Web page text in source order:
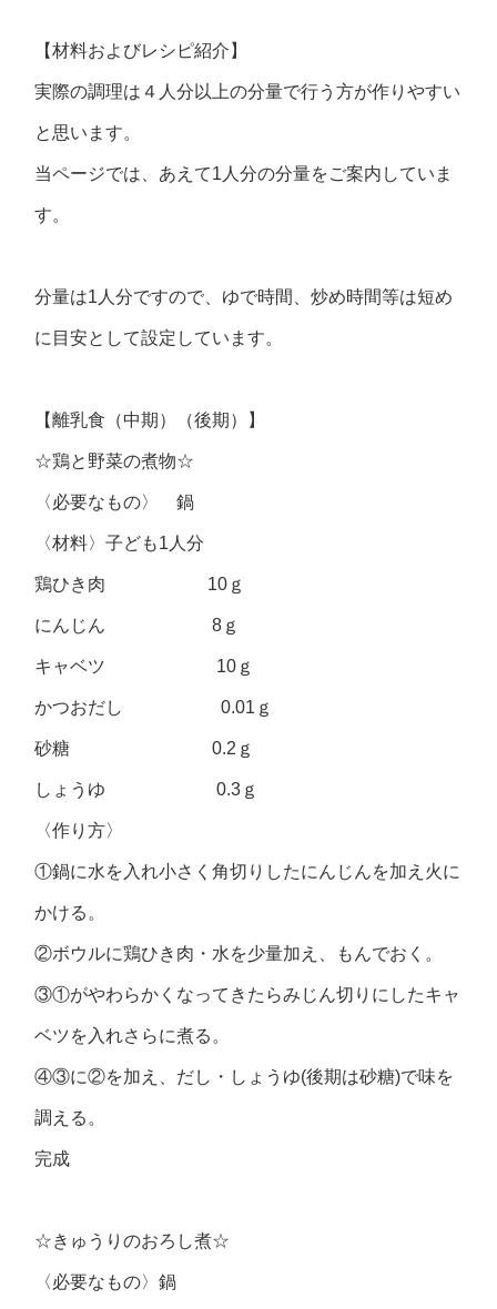
【材料およびレシピ紹介】
実際の調理は４人分以上の分量で行う方が作りやすい
と思います。
当ページでは、あえて1人分の分量をご案内していま
す。
分量は1人分ですので、ゆで時間、炒め時間等は短め
に目安として設定しています。
【離乳食（中期）（後期）】
☆鶏と野菜の煮物☆
〈必要なもの〉 鍋
〈材料〉子ども1人分
鶏ひき肉 10ｇ
にんじん 8ｇ
キャベツ 10ｇ
かつおだし 0.01ｇ
砂糖 0.2ｇ
しょうゆ 0.3ｇ
〈作り方〉
①鍋に水を入れ小さく角切りしたにんじんを加え火に
かける。
②ボウルに鶏ひき肉・水を少量加え、もんでおく。
③①がやわらかくなってきたらみじん切りにしたキャ
ベツを入れさらに煮る。
④③に②を加え、だし・しょうゆ(後期は砂糖)で味を
調える。
完成
☆きゅうりのおろし煮☆
〈必要なもの〉鍋